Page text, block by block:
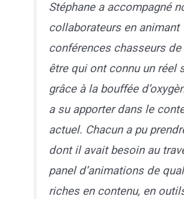
Stéphane a accompagné
collaborateurs en animant
conférences chasseurs de
être qui ont connu un réel
grâce à la bouffée
a su apporter dans le
actuel. Chacun a pu
dont il avait besoin au
panel d’animations de
riches en contenu, en